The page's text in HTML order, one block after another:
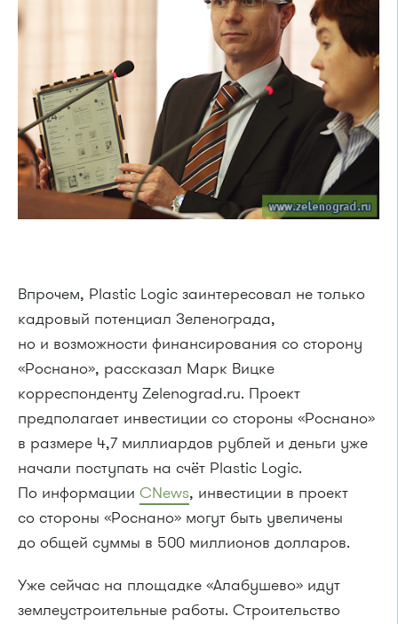
Впрочем, Plastic Logic заинтересовал не только
кадровый потенциал Зеленограда,
но и возможности финансирования со сторону
«Роснано», рассказал Марк Вицке
корреспонденту Zelenograd.ru. Проект
предполагает инвестиции со стороны «Роснано»
в размере 4,7 миллиардов рублей и деньги уже
начали поступать на счёт Plastic Logic.
По информации CNews, инвестиции в проект
со стороны «Роснано» могут быть увеличены
до общей суммы в 500 миллионов долларов.
Уже сейчас на площадке «Алабушево» идут
землеустроительные работы. Строительство